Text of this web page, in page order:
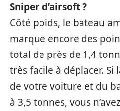
Sniper d’airsoft ?
Côté poids, le bateau
marque encore des
total de près de 1,4
très facile à déplacer. Si
de votre voiture et du
à 3,5 tonnes, vous